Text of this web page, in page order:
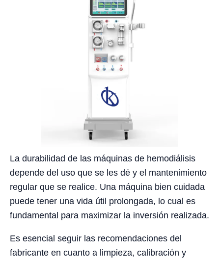
La durabilidad de las máquinas de hemodiálisis
depende del uso que se les dé y el mantenimiento
regular que se realice. Una máquina bien cuidada
puede tener una vida útil prolongada, lo cual es
fundamental para maximizar la inversión realizada.
Es esencial seguir las recomendaciones del
fabricante en cuanto a limpieza, calibración y